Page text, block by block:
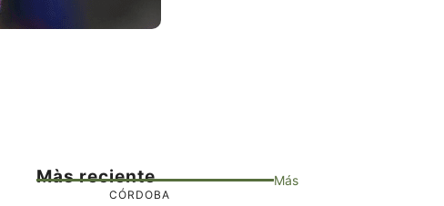
Màs reciente Más
CÓRDOBA